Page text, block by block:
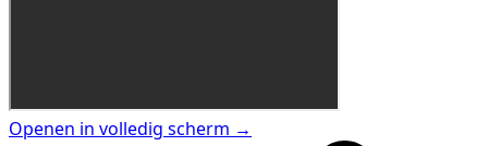
Openen in volledig scherm →